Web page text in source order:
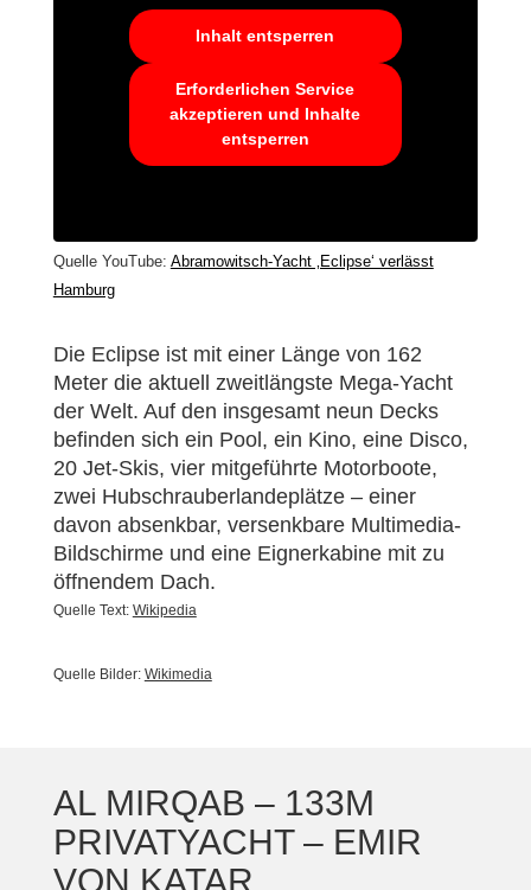
Inhalt entsperren
Erforderlichen Service
akzeptieren und Inhalte
entsperren
Quelle YouTube: Abramowitsch-Yacht ‚Eclipse‘ verlässt
Hamburg
Die Eclipse ist mit einer Länge von 162
Meter die aktuell zweitlängste Mega-Yacht
der Welt. Auf den insgesamt neun Decks
befinden sich ein Pool, ein Kino, eine Disco,
20 Jet-Skis, vier mitgeführte Motorboote,
zwei Hubschrauberlandeplätze – einer
davon absenkbar, versenkbare Multimedia-
Bildschirme und eine Eignerkabine mit zu
öffnendem Dach.
Quelle Text: Wikipedia
Quelle Bilder: Wikimedia
AL MIRQAB – 133M
PRIVATYACHT – EMIR
VON KATAR